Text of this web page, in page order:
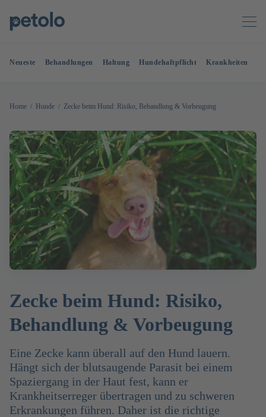
Neueste Behandlungen Haltung Hundehaftpflicht Krankheiten
Home Hunde Zecke beim Hund: Risiko, Behandlung & Vorbeugung
Zecke beim Hund: Risiko,
Behandlung & Vorbeugung
Eine Zecke kann überall auf den Hund lauern.
Hängt sich der blutsaugende Parasit bei einem
Spaziergang in der Haut fest, kann er
Krankheitserreger übertragen und zu schweren
Erkrankungen führen. Daher ist die richtige